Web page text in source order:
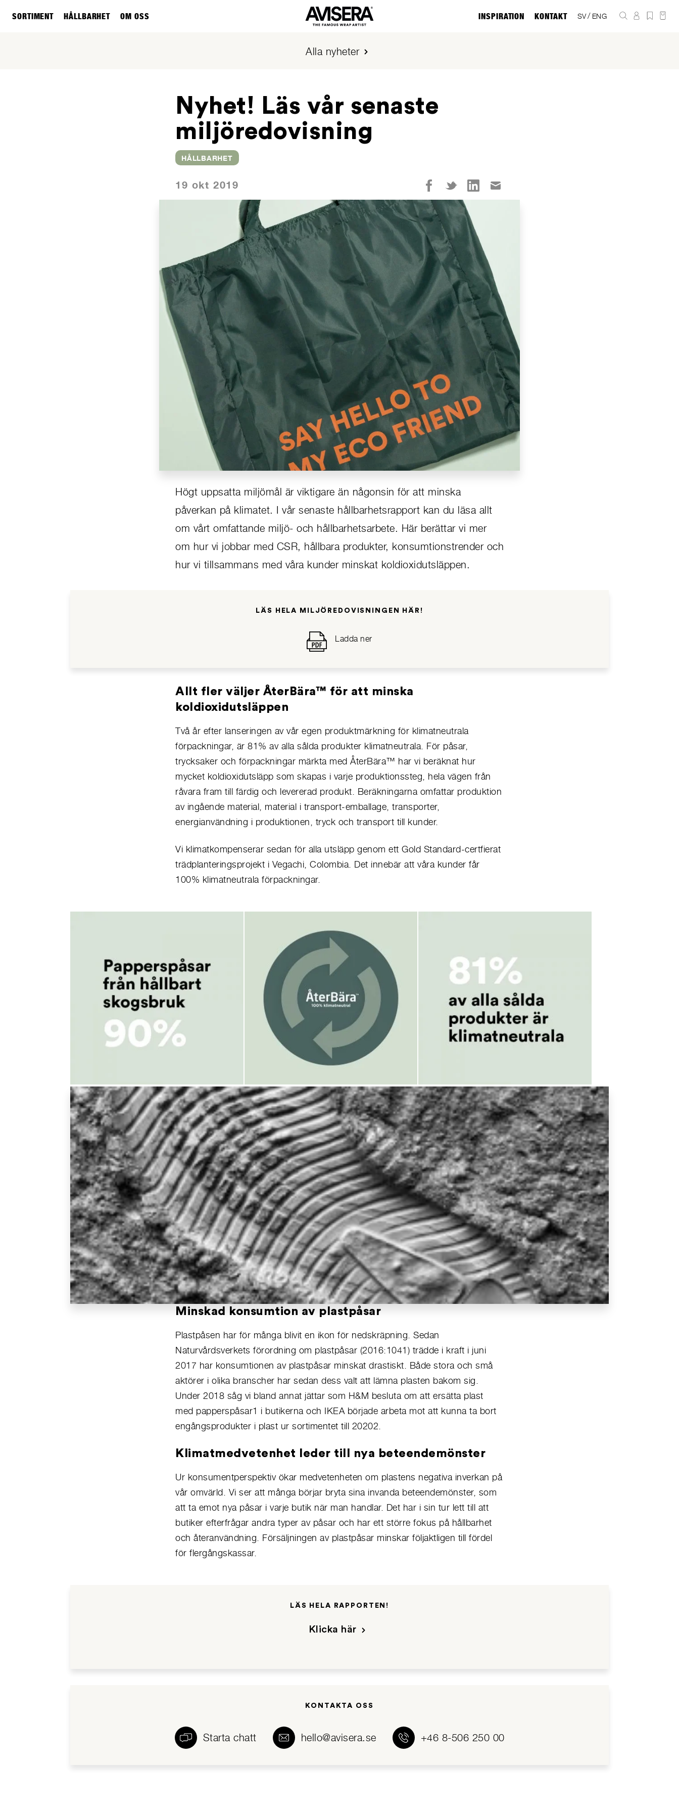
SORTIMENT HÅLLBARHET OM OSS INSPIRATION KONTAKT SV/ ENG
Alla nyheter
Nyhet! Läs vår senaste
miljöredovisning
HÅLLBARHET
19 okt 2019
Högt uppsatta miljömål är viktigare än någonsin för att minska
påverkan på klimatet. I vår senaste hållbarhetsrapport kan du läsa allt
om vårt omfattande miljö- och hållbarhetsarbete. Här berättar vi mer
om hur vi jobbar med CSR, hållbara produkter, konsumtionstrender och
hur vi tillsammans med våra kunder minskat koldioxidutsläppen.
LÄS HELA MILJÖREDOVISNINGEN HÄR!
Ladda ner
Allt fler väljer ÅterBära™ för att minska
koldioxidutsläppen
Två år efter lanseringen av vår egen produktmärkning för klimatneutrala
förpackningar, är 81% av alla sålda produkter klimatneutrala. För påsar,
trycksaker och förpackningar märkta med ÅterBära™ har vi beräknat hur
mycket koldioxidutsläpp som skapas i varje produktionssteg, hela vägen från
råvara fram till färdig och levererad produkt. Beräkningarna omfattar produktion
av ingående material, material i transport-emballage, transporter,
energianvändning i produktionen, tryck och transport till kunder.
Vi klimatkompenserar sedan för alla utsläpp genom ett Gold Standard-certfierat
trädplanteringsprojekt i Vegachi, Colombia. Det innebär att våra kunder får
100% klimatneutrala förpackningar.
Minskad konsumtion av plastpåsar
Plastpåsen har för många blivit en ikon för nedskräpning. Sedan
Naturvårdsverkets förordning om plastpåsar (2016:1041) trädde i kraft i juni
2017 har konsumtionen av plastpåsar minskat drastiskt. Både stora och små
aktörer i olika branscher har sedan dess valt att lämna plasten bakom sig.
Under 2018 såg vi bland annat jättar som H&M besluta om att ersätta plast
med papperspåsar1 i butikerna och IKEA började arbeta mot att kunna ta bort
engångsprodukter i plast ur sortimentet till 20202.
Klimatmedvetenhet leder till nya beteendemönster
Ur konsumentperspektiv ökar medvetenheten om plastens negativa inverkan på
vår omvärld. Vi ser att många börjar bryta sina invanda beteendemönster, som
att ta emot nya påsar i varje butik när man handlar. Det har i sin tur lett till att
butiker efterfrågar andra typer av påsar och har ett större fokus på hållbarhet
och återanvändning. Försäljningen av plastpåsar minskar följaktligen till fördel
för flergångskassar.
LÄS HELA RAPPORTEN!
Klicka här
KONTAKTA OSS
Starta chatt hello@avisera.se +46 8-506 250 00